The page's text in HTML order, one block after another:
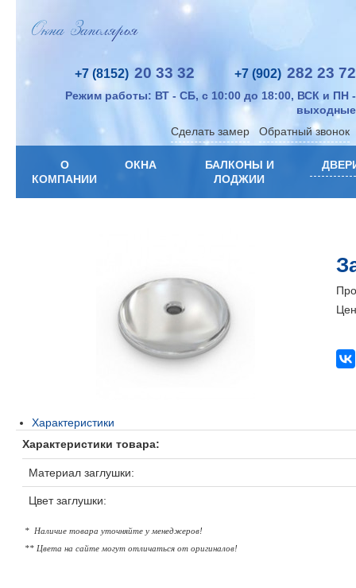
+7 (8152) 20 33 32 +7 (902) 282 23 72
Режим работы: ВТ - СБ, с 10:00 до 18:00, ВСК и ПН -
выходные
Сделать замер
Обратный звонок
О
КОМПАНИИ
ОКНА
БАЛКОНЫ И
ЛОДЖИИ
Характеристики
Характеристики товара:
Материал заглушки:
Цвет заглушки:
*
Наличие товара уточняйте у менеджеров!
** Цвета на сайте могут отличаться от оригиналов!